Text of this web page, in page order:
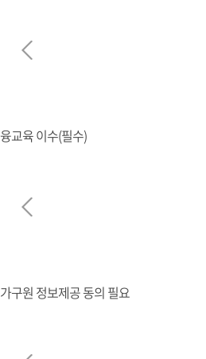
교육 이수(필수)
구원 정보제공 동의 필요